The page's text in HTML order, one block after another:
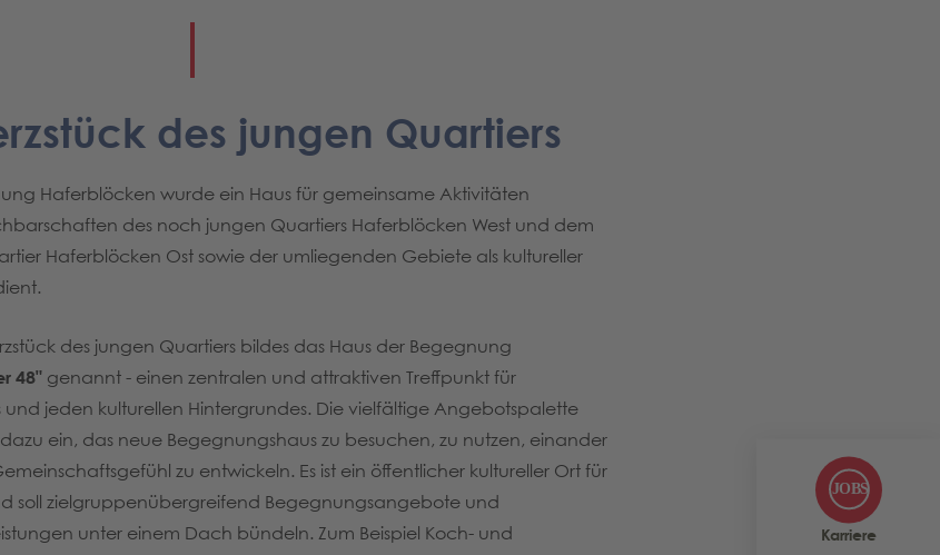
Karriere
des jungen Quartiers
Haferblöcken wurde ein Haus für gemeinsame Aktivitäten
des noch jungen Quartiers Haferblöcken West und dem
Haferblöcken Ost sowie der umliegenden Gebiete als kultureller
des jungen Quartiers bildes das Haus der Begegnung
48" genannt - einen zentralen und attraktiven Treffpunkt für
jeden kulturellen Hintergrundes. Die vielfältige Angebotspalette
ein, das neue Begegnungshaus zu besuchen, zu nutzen, einander
zu entwickeln. Es ist ein öffentlicher kultureller Ort für
soll zielgruppenübergreifend Begegnungsangebote und
unter einem Dach bündeln. Zum Beispiel Koch- und